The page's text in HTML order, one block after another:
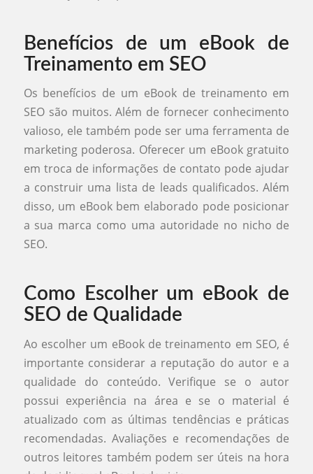
Benefícios de um eBook de
Treinamento em SEO
Os benefícios de um eBook de treinamento em
SEO são muitos. Além de fornecer conhecimento
valioso, ele também pode ser uma ferramenta de
marketing poderosa. Oferecer um eBook gratuito
em troca de informações de contato pode ajudar
a construir uma lista de leads qualificados. Além
disso, um eBook bem elaborado pode posicionar
a sua marca como uma autoridade no nicho de
SEO.
Como Escolher um eBook de
SEO de Qualidade
Ao escolher um eBook de treinamento em SEO, é
importante considerar a reputação do autor e a
qualidade do conteúdo. Verifique se o autor
possui experiência na área e se o material é
atualizado com as últimas tendências e práticas
recomendadas. Avaliações e recomendações de
outros leitores também podem ser úteis na hora